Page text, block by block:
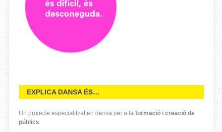
EXPLICA DANSA ÉS…
Un projecte especialitzat en dansa per a la formació i creació de
públics